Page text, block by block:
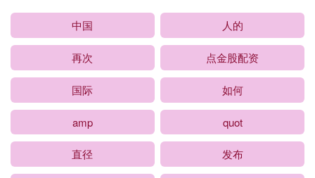
中国 人的
再次 点金股配资
国际 如何
amp quot
直径 发布